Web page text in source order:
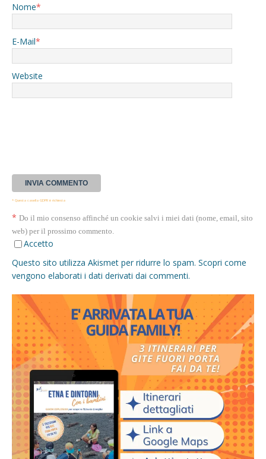
Nome*
E-Mail*
Website
* Questa casella GDPR è richiesta
* Do il mio consenso affinché un cookie salvi i miei dati (nome, email, sito
web) per il prossimo commento.
Accetto
Questo sito utilizza Akismet per ridurre lo spam. Scopri come
vengono elaborati i dati derivati dai commenti.